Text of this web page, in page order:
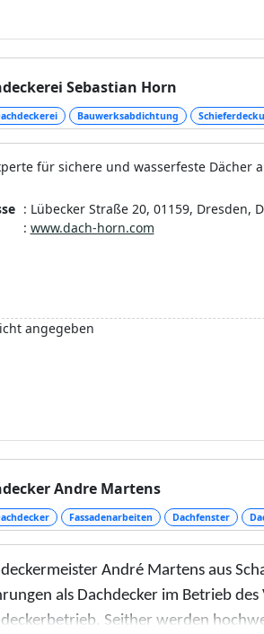
bald ganz und gar Ihren
Sebastian Horn
Bauwerksabdichtung
für sichere und wasserfeste Dächer
: Lübecker Straße 20, 01159, Dresden,
: www.dach-horn.com
angegeben
Andre Martens
Fassadenarbeiten Dachfenster
André Martens aus
als Dachdecker im Betrieb
Seither werden